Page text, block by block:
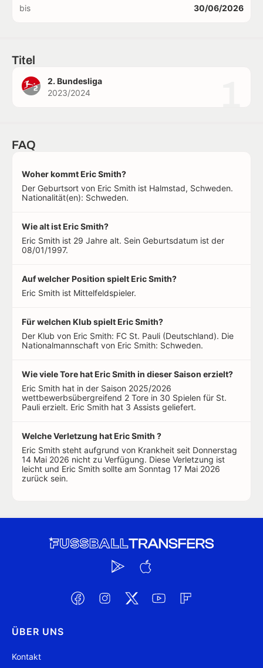
bis 30/06/2026
Titel
2. Bundesliga
2023/2024
FAQ
Woher kommt Eric Smith?
Der Geburtsort von Eric Smith ist Halmstad, Schweden.
Nationalität(en): Schweden.
Wie alt ist Eric Smith?
Eric Smith ist 29 Jahre alt. Sein Geburtsdatum ist der
08/01/1997.
Auf welcher Position spielt Eric Smith?
Eric Smith ist Mittelfeldspieler.
Für welchen Klub spielt Eric Smith?
Der Klub von Eric Smith: FC St. Pauli (Deutschland). Die
Nationalmannschaft von Eric Smith: Schweden.
Wie viele Tore hat Eric Smith in dieser Saison erzielt?
Eric Smith hat in der Saison 2025/2026
wettbewerbsübergreifend 2 Tore in 30 Spielen für St.
Pauli erzielt. Eric Smith hat 3 Assists geliefert.
Welche Verletzung hat Eric Smith ?
Eric Smith steht aufgrund von Krankheit seit Donnerstag
14 Mai 2026 nicht zu Verfügung. Diese Verletzung ist
leicht und Eric Smith sollte am Sonntag 17 Mai 2026
zurück sein.
ÜBER UNS
Kontakt